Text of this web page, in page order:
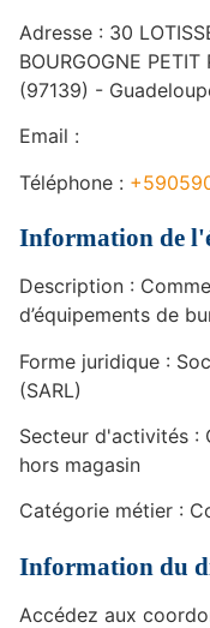
Adresse : 30
BOURGOGNE
(97139) -
Email :
Téléphone :
Information de
Description :
d’équipements de
Forme juridique :
(SARL)
Secteur d'activités :
hors magasin
Catégorie métier :
Information du
Accédez aux